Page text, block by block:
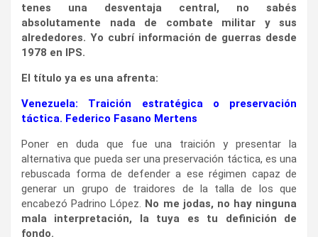
tenes una desventaja central, no sabés
absolutamente nada de combate militar y sus
alrededores. Yo cubrí información de guerras desde
1978 en IPS.
El título ya es una afrenta:
Venezuela: Traición estratégica o preservación
táctica. Federico Fasano Mertens
Poner en duda que fue una traición y presentar la
alternativa que pueda ser una preservación táctica, es una
rebuscada forma de defender a ese régimen capaz de
generar un grupo de traidores de la talla de los que
encabezó Padrino López. No me jodas, no hay ninguna
mala interpretación, la tuya es tu definición de
fondo.